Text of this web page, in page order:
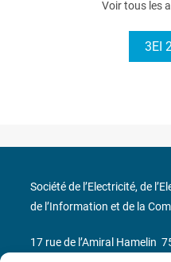
Voir tous les
3EI
Société de l’Electricité, de
de l’Information et de la
17 rue de l’Amiral Hamelin